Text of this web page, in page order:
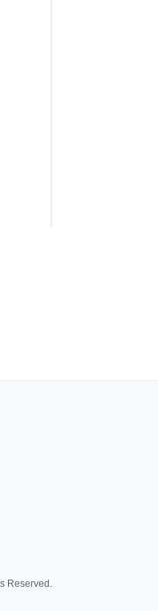
Reserved.